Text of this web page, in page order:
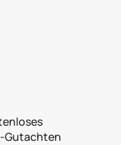
Gutachten